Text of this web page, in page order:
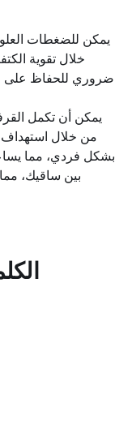
يمكن للضغطات
خلال تقوية
ضروري للحفاظ على
يمكن أن تكمل
من خلال استهداف
بشكل فردي، مما
بين ساقيك،